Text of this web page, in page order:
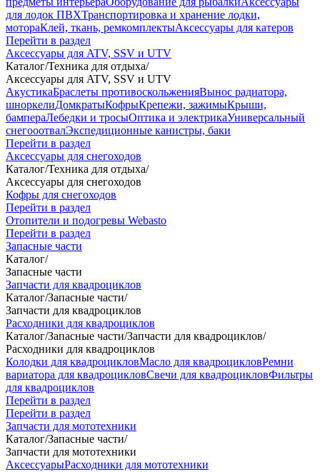
для лодок ПВХТранспортировка и хранение лодки,
мотораКлей, ткань, ремкомплектыАксессуары для катеров
Перейти в раздел
Аксессуары для ATV, SSV и UTV
Каталог/Техника для отдыха/
Аксессуары для ATV, SSV и UTV
АкустикаБраслеты противоскольженияВынос радиатора,
шноркелиДомкратыКофрыКрепежи, зажимыКрыши,
бампераЛебедки и тросыОптика и электрикаУниверсальный
снегооотвалЭкспедиционные канистры, баки
Перейти в раздел
Аксессуары для снегоходов
Каталог/Техника для отдыха/
Аксессуары для снегоходов
Кофры для снегоходов
Перейти в раздел
Отопители и подогревы Webasto
Перейти в раздел
Запасные части
Каталог/
Запасные части
Запчасти для квадроциклов
Каталог/Запасные части/
Запчасти для квадроциклов
Расходники для квадроциклов
Каталог/Запасные части/Запчасти для квадроциклов/
Расходники для квадроциклов
Колодки для квадроцикловМасло для квадроцикловРемни
вариатора для квадроцикловСвечи для квадроцикловФильтры
для квадроциклов
Перейти в раздел
Перейти в раздел
Запчасти для мототехники
Каталог/Запасные части/
Запчасти для мототехники
АксессуарыРасходники для мототехники